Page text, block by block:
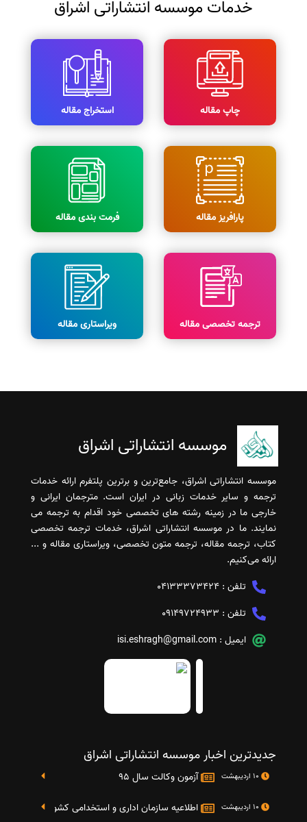
خدمات موسسه انتشاراتی اشراق
چاپ مقاله استخراج مقاله
پارافریز مقاله فرمت بندی مقاله
ترجمه تخصصی مقاله ویراستاری مقاله
موسسه انتشاراتی اشراق
موسسه انتشاراتی اشراق، جامع‌ترین و برترین پلتفرم ارائه خدمات
ترجمه و سایر خدمات زبانی در ایران است. مترجمان ایرانی و
خارجی ما در زمینه رشته های تخصصی خود اقدام به ترجمه می
نمایند. ما در موسسه انتشاراتی اشراق، خدمات ترجمه تخصصی
کتاب، ترجمه مقاله، ترجمه متون تخصصی، ویراستاری مقاله و ...
ارائه می‌کنیم.
تلفن : 04133373424
تلفن : 09149724933
ایمیل : isi.eshragh@gmail.com
جدیدترین اخبار موسسه انتشاراتی اشراق
آزمون وکالت سال 95
اطلاعیه سازمان اداری و استخدامی کشور در خصوص